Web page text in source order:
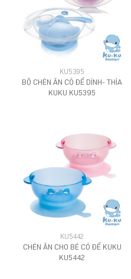
KU5395
BỘ CHÉN ĂN CÓ ĐẾ DÍNH- THÌA
KUKU KU5395
KU5442
CHÉN ĂN CHO BÉ CÓ ĐẾ KUKU
KU5442